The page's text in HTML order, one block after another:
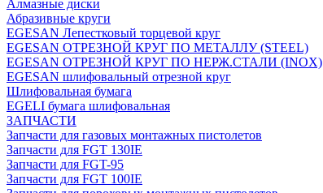
Алмазные диски
Абразивные круги
EGESAN Лепестковый торцевой круг
EGESAN ОТРЕЗНОЙ КРУГ ПО МЕТАЛЛУ (STEEL)
EGESAN ОТРЕЗНОЙ КРУГ ПО НЕРЖ.СТАЛИ (INOX)
EGESAN шлифовальный отрезной круг
Шлифовальная бумага
EGELI бумага шлифовальная
ЗАПЧАСТИ
Запчасти для газовых монтажных пистолетов
Запчасти для FGT 130IE
Запчасти для FGT-95
Запчасти для FGT 100IE